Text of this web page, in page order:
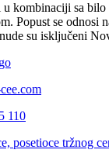
u kombinaciji sa
Popust se odnosi
su isključeni
110
posetioce tržnog